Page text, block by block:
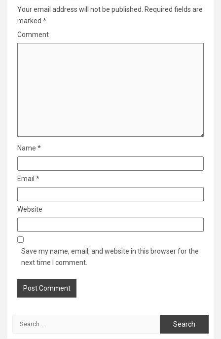
Your email address will not be published.
Required fields are
marked *
Comment
Name *
Email *
Website
Save my name, email, and website in this browser for the
next time I comment.